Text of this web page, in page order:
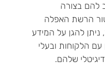
להם בצורה
הרשת האפלה
להגן על המידע
עם הלקוחות ובעלי
שלהם.